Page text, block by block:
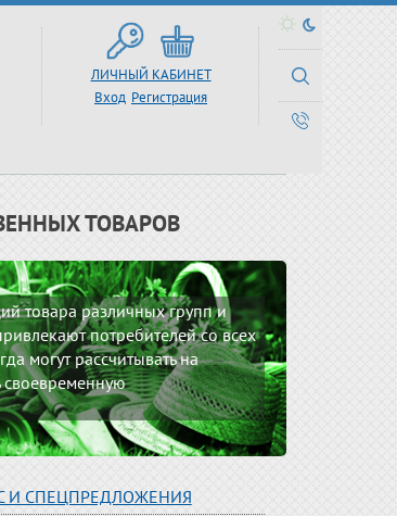
ЛИЧНЫЙ КАБИНЕТ
Вход Регистрация
ТОВАРОВ
товара различных групп и
потребителей со всех
могут рассчитывать на
своевременную
И СПЕЦПРЕДЛОЖЕНИЯ